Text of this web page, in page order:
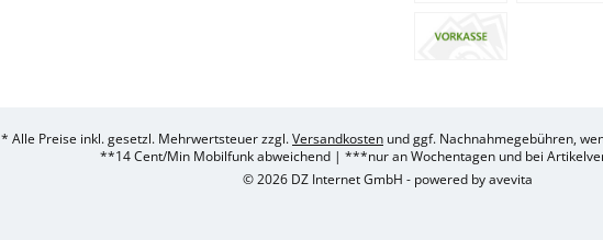
* Alle Preise inkl. gesetzl. Mehrwertsteuer zzgl.Versandkosten und ggf. Nachnahmegebühren,
**14 Cent/Min Mobilfunk abweichend | ***nur an Wochentagen und bei
© 2026 DZ Internet GmbH - powered byavevita